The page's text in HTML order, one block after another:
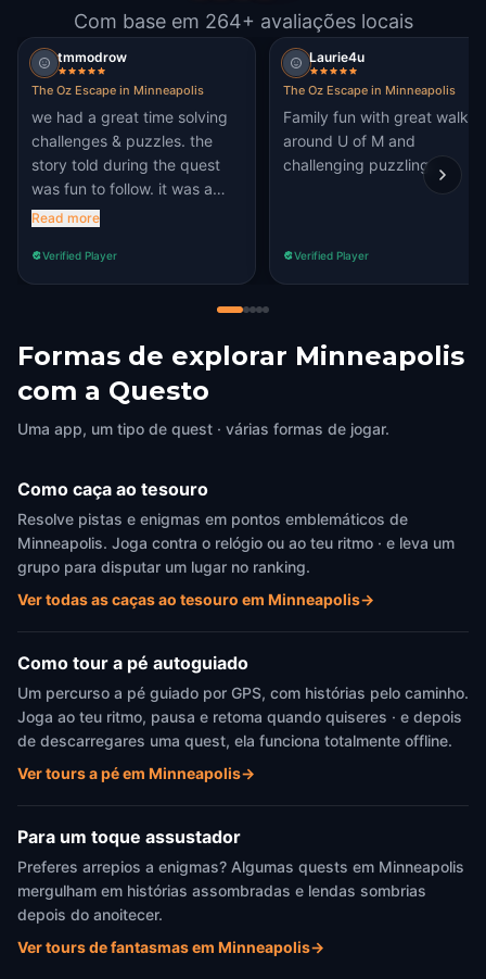
Com base em 264+ avaliações locais
tmmodrow
The Oz Escape in Minneapolis
we had a great time solving
challenges & puzzles. the
story told during the quest
was fun to follow. it was a
little confusing at the start
app during the quest was
easy to learn.
Read more
Verified Player
Laurie4u
The Oz Escape in Minneapolis
Family fun with great walk
around U of M and
challenging puzzling.
Verified Player
Formas de explorar Minneapolis
com a Questo
Uma app, um tipo de quest · várias formas de jogar.
Como caça ao tesouro
Resolve pistas e enigmas em pontos emblemáticos de
Minneapolis. Joga contra o relógio ou ao teu ritmo · e leva um
grupo para disputar um lugar no ranking.
Ver todas as caças ao tesouro em Minneapolis→
Como tour a pé autoguiado
Um percurso a pé guiado por GPS, com histórias pelo caminho.
Joga ao teu ritmo, pausa e retoma quando quiseres · e depois
de descarregares uma quest, ela funciona totalmente offline.
Ver tours a pé em Minneapolis→
Para um toque assustador
Preferes arrepios a enigmas? Algumas quests em Minneapolis
mergulham em histórias assombradas e lendas sombrias
depois do anoitecer.
Ver tours de fantasmas em Minneapolis→